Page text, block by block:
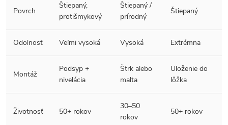
Povrch
Štiepaný,
protišmykový
Štiepaný /
prírodný
Štiepaný
Odolnosť Veľmi vysoká Vysoká Extrémna
Montáž
Podsyp +
nivelácia
Štrk alebo
malta
Uloženie do
lôžka
Životnosť 50+ rokov
30–50
rokov
50+ rokov